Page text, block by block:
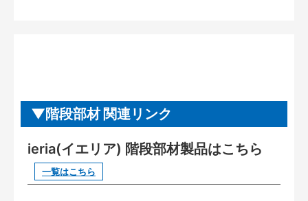
階段部材 関連リンク
ieria(イエリア) 階段部材製品はこちら
一覧はこちら